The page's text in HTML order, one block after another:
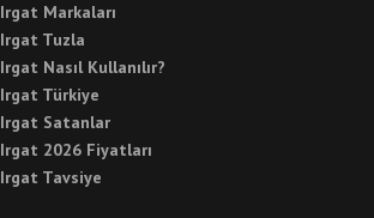
Irgat Markaları
Irgat Tuzla
Irgat Nasıl Kullanılır?
Irgat Türkiye
Irgat Satanlar
Irgat 2026 Fiyatları
Irgat Tavsiye